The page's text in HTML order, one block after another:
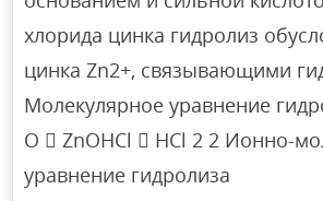
хлорида цинка гидролиз
цинка Zn2+, связывающими
Молекулярное уравнение
O  ZnOHCl  HCl 2 2 Ионно-
уравнение гидролиза